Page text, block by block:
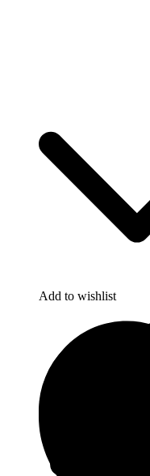
Add to wishlist